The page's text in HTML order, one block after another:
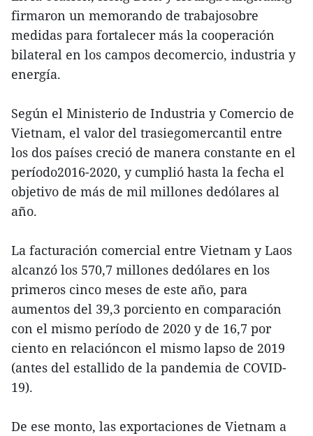
firmaron un memorando de trabajosobre
medidas para fortalecer más la cooperación
bilateral en los campos decomercio, industria y
energía.
Según el Ministerio de Industria y Comercio de
Vietnam, el valor del trasiegomercantil entre
los dos países creció de manera constante en el
período2016-2020, y cumplió hasta la fecha el
objetivo de más de mil millones dedólares al
año.
La facturación comercial entre Vietnam y Laos
alcanzó los 570,7 millones dedólares en los
primeros cinco meses de este año, para
aumentos del 39,3 porciento en comparación
con el mismo período de 2020 y de 16,7 por
ciento en relacióncon el mismo lapso de 2019
(antes del estallido de la pandemia de COVID-
19).
De ese monto, las exportaciones de Vietnam a